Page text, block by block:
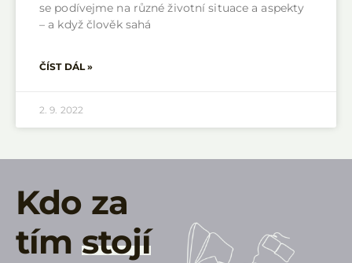
se podívejme na různé životní situace a aspekty
– a když člověk sahá
ČÍST DÁL »
2. 9. 2022
Kdo za
tím stojí